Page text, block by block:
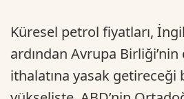
Küresel petrol fiyatları,
ardından Avrupa
ithalatına yasak getireceği